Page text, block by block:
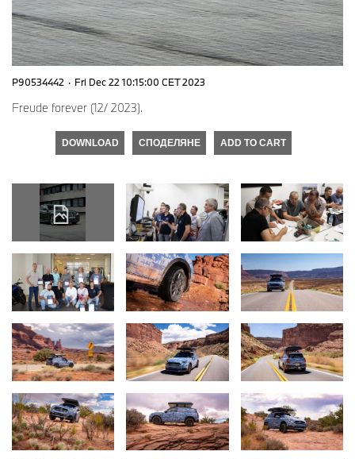
P90534442 · Fri Dec 22 10:15:00 CET 2023
Freude forever (12/ 2023).
DOWNLOAD СПОДЕЛЯНЕ ADD TO CART